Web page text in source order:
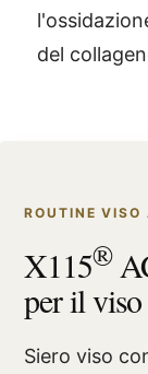
del
ROUTINE VISO
X115®
per il viso
Siero viso